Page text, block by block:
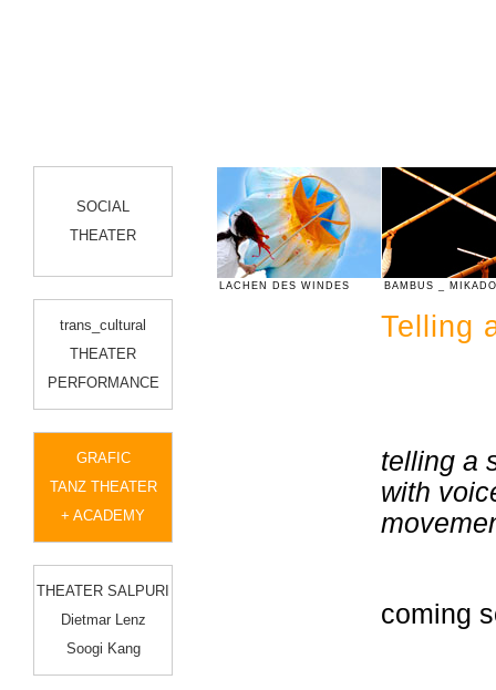
SOCIAL
THEATER
trans_cultural
THEATER
PERFORMANCE
GRAFIC
TANZ THEATER
+ ACADEMY
THEATER SALPURI
Dietmar Lenz
Soogi Kang
LACHEN DES WINDES BAMBUS _
Telling
telling a
with
coming